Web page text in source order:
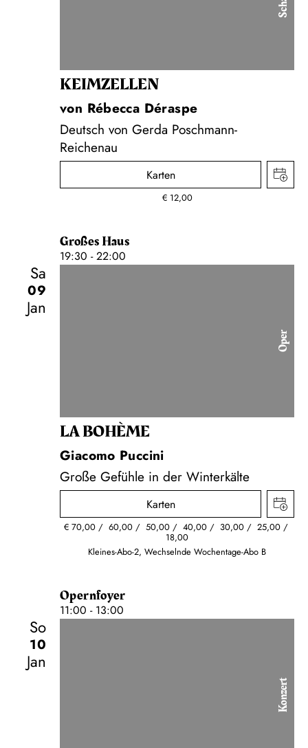
KEIM­ZELLEN
von Rébecca Déraspe
Deutsch von Gerda Poschmann-
Reichenau
Karten
€ 12,00
Großes Haus
19:30 - 22:00
Sa
09
Jan
Oper
LA BOHÈME
Giacomo Puccini
Große Gefühle in der Winterkälte
Karten
€ 70,00 60,00 50,00 40,00 30,00 25,00
18,00
Kleines-Abo-2, Wechselnde Wochentage-Abo B
Opernfoyer
11:00 - 13:00
So
10
Jan
Konzert